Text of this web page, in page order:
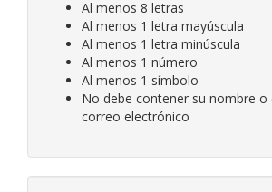
Al menos 8 letras
Al menos 1 letra mayúscula
Al menos 1 letra minúscula
Al menos 1 número
Al menos 1 símbolo
No debe contener su nombre o
correo electrónico